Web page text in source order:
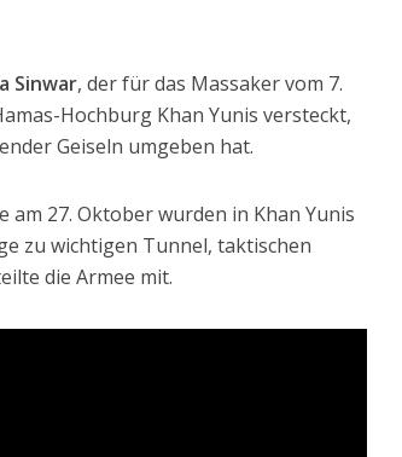
Sinwar, der für das Massaker vom 7.
Hochburg Khan Yunis versteckt,
Geiseln umgeben hat.
27. Oktober wurden in Khan Yunis
zu wichtigen Tunnel, taktischen
die Armee mit.